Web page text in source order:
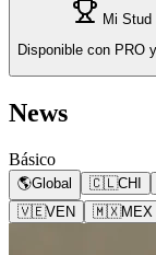
Mi Stud
Disponible con PRO
News
Básico
🌎Global 🇨🇱CHI
🇻🇪VEN 🇲🇽MEX